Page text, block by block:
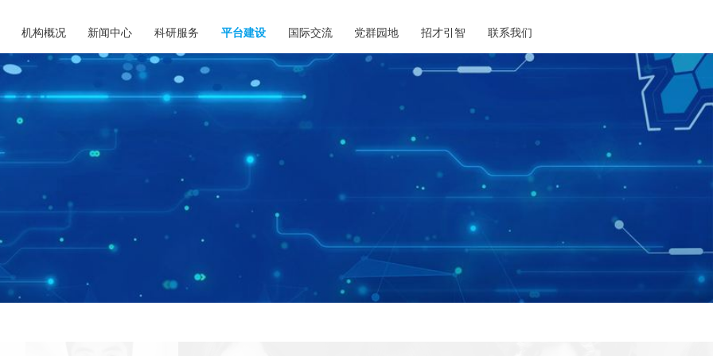
机构概况 新闻中心 科研服务 平台建设 国际交流 党群园地 招才引智 联系我们